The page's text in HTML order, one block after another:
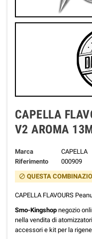
CAPELLA
V2 AROMA
Marca
CAPELLA
Riferimento
000909
block QUESTA
CAPELLA FLAVOURS
Smo-Kingshop negozio
nella vendita di
accessori e kit per la